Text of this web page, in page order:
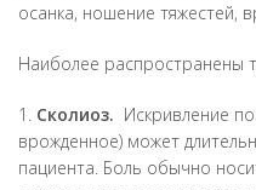
осанка, ношение тяжестей,
Наиболее распространены
1. Сколиоз. Искривление
врожденное) может
пациента. Боль обычно